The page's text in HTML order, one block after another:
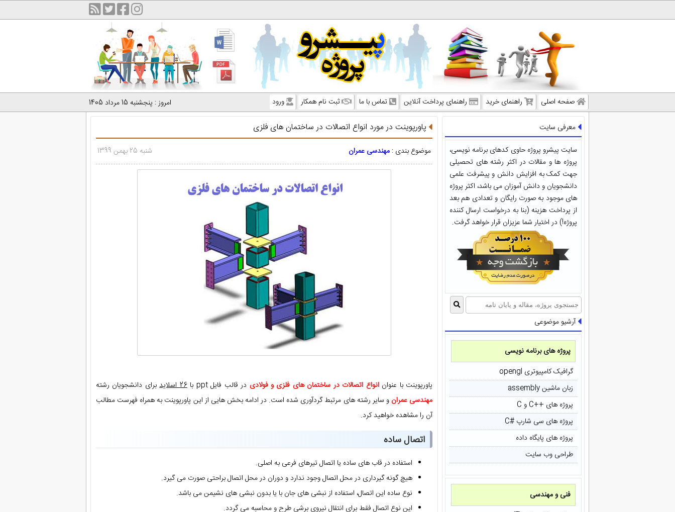
امروز : پنجشنبه 15 مرداد 1405 صفحه اصلی راهنمای خرید راهنمای پرداخت آنلاین تماس با ما ثبت نام همکار ورود
معرفی سایت
سایت پیشرو پروژه حاوی کدهای برنامه نویسی،
پروژه ها و مقالات در اکثر رشته های تحصیلی
جهت کمک به افزایش دانش و پیشرفت علمی
دانشجویان و دانش آموزان می باشد، اکثر پروژه
های موجود به صورت رایگان و تعدادی هم بعد
از پرداخت هزینه (بنا به درخواست ارسال کننده
پروژه!) در اختیار شما عزیزان قرار خواهد گرفت.
آرشیو موضوعی
پروژه های برنامه نویسی
گرافیک کامپیوتری opengl
زبان ماشین assembly
پروژه های ++C و C
پروژه های سی شارپ #C
پروژه های پایگاه داده
طراحی وب سایت
فنی و مهندسی
پاورپوینت در مورد انواع اتصالات در ساختمان های فلزی
موضوع بندی : مهندسی عمران شنبه 25 بهمن 1399
پاورپوینت با عنوانانواع اتصالات در ساختمان های فلزی و فولادی در قالب فایل ppt با 26 اسلاید
برای دانشجویان رشته
مهندسی عمران و سایر رشته های مرتبط گردآوری شده است. در ادامه بخش هایی از این پاورپوینت به همراه فهرست مطالب
آن را مشاهده خواهید کرد.
اتصال ساده
استفاده در قاب های ساده یا اتصال تیرهای فرعی به اصلی.
هیچ گونه گیرداری در محل اتصال وجود ندارد و دوران در محل اتصال براحتی صورت می گیرد.
نوع ساده این اتصال، استفاده از نبشی های جان با یا بدون نبشی های نشیمن می باشد.
این نوع اتصال فقط برای انتقال نیروی برشی طرح و محاسبه می گردد.